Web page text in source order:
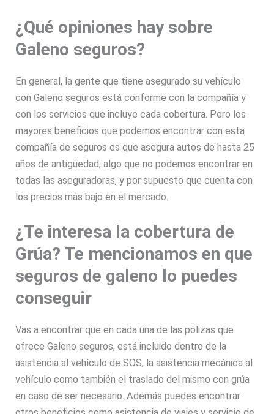
¿Qué opiniones hay sobre
Galeno seguros?
En general, la gente que tiene asegurado su vehículo
con Galeno seguros está conforme con la compañía y
con los servicios que incluye cada cobertura. Pero los
mayores beneficios que podemos encontrar con esta
compañía de seguros es que asegura autos de hasta 25
años de antigüedad, algo que no podemos encontrar en
todas las aseguradoras, y por supuesto que cuenta con
los precios más bajo en el mercado.
¿Te interesa la cobertura de
Grúa? Te mencionamos en que
seguros de galeno lo puedes
conseguir
Vas a encontrar que en cada una de las pólizas que
ofrece Galeno seguros, está incluido dentro de la
asistencia al vehículo de SOS, la asistencia mecánica al
vehículo como también el traslado del mismo con grúa
en caso de ser necesario. Además puedes encontrar